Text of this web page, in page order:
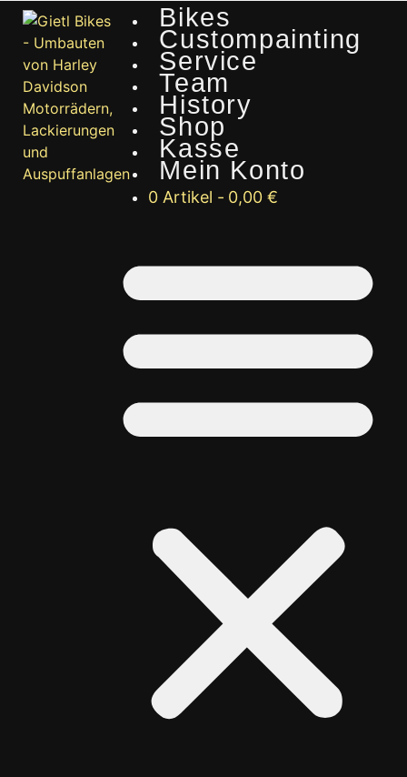
Bikes
Custompainting
Service
Team
History
Shop
Kasse
Mein Konto
0 Artikel 0,00 €